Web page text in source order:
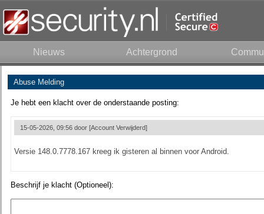
Nieuws Achtergrond
Abuse Melding
Je hebt een klacht over de onderstaande posting:
15-05-2026, 09:56 door [Account Verwijderd]
Versie 148.0.7778.167 kreeg ik gisteren al binnen voor Android.
Beschrijf je klacht (Optioneel):